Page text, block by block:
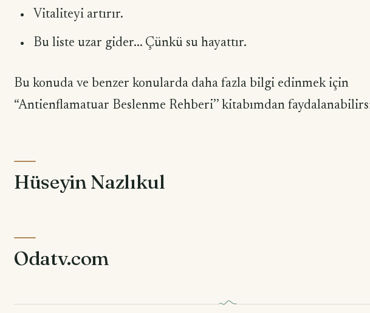
Vitaliteyi artırır.
Bu liste uzar gider... Çünkü su hayattır.
Bu konuda ve benzer konularda daha fazla bilgi edinmek için
“Antienflamatuar Beslenme Rehberi’’ kitabımdan
Hüseyin Nazlıkul
Odatv.com